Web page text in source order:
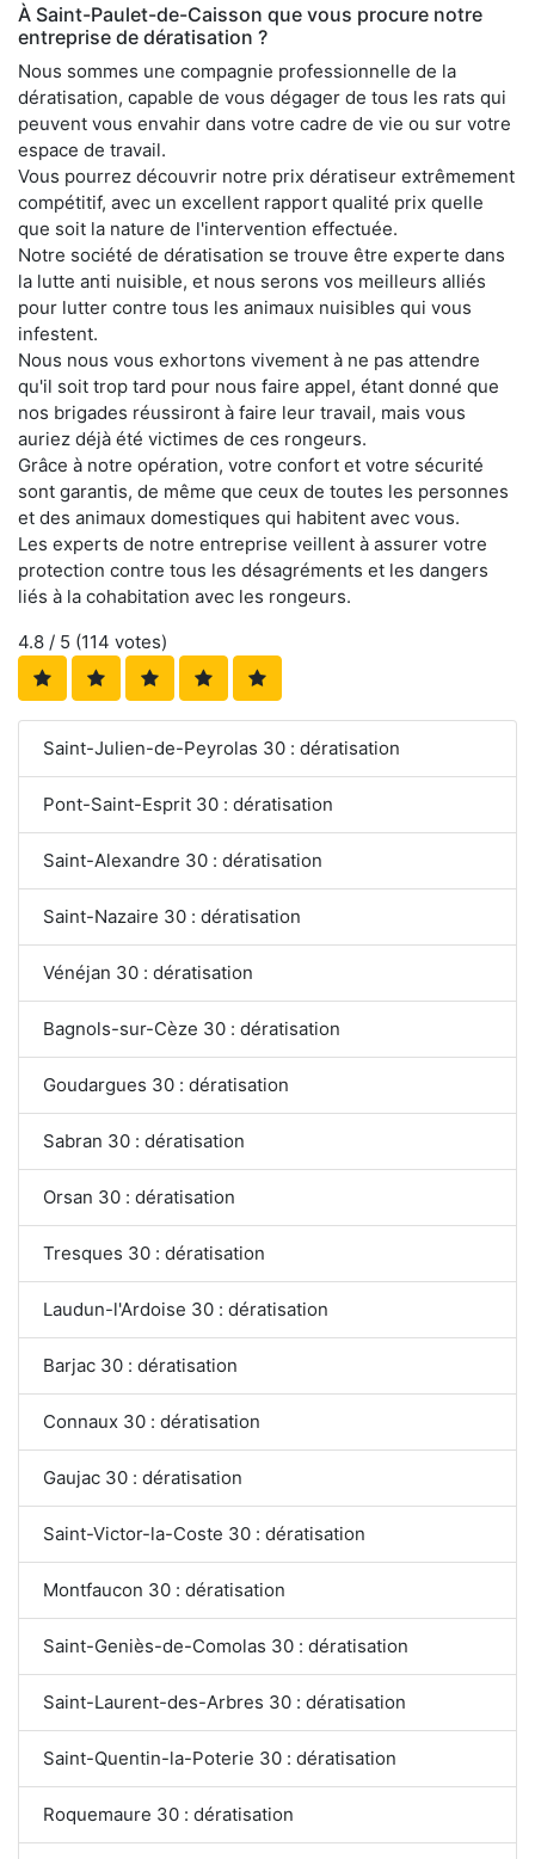
À Saint-Paulet-de-Caisson que vous procure notre
entreprise de dératisation ?
Nous sommes une compagnie professionnelle de la
dératisation, capable de vous dégager de tous les rats qui
peuvent vous envahir dans votre cadre de vie ou sur votre
espace de travail.
Vous pourrez découvrir notre prix dératiseur extrêmement
compétitif, avec un excellent rapport qualité prix quelle
que soit la nature de l'intervention effectuée.
Notre société de dératisation se trouve être experte dans
la lutte anti nuisible, et nous serons vos meilleurs alliés
pour lutter contre tous les animaux nuisibles qui vous
infestent.
Nous nous vous exhortons vivement à ne pas attendre
qu'il soit trop tard pour nous faire appel, étant donné que
nos brigades réussiront à faire leur travail, mais vous
auriez déjà été victimes de ces rongeurs.
Grâce à notre opération, votre confort et votre sécurité
sont garantis, de même que ceux de toutes les personnes
et des animaux domestiques qui habitent avec vous.
Les experts de notre entreprise veillent à assurer votre
protection contre tous les désagréments et les dangers
liés à la cohabitation avec les rongeurs.
4.8 / 5 (114 votes)
Saint-Julien-de-Peyrolas 30 : dératisation
Pont-Saint-Esprit 30 : dératisation
Saint-Alexandre 30 : dératisation
Saint-Nazaire 30 : dératisation
Vénéjan 30 : dératisation
Bagnols-sur-Cèze 30 : dératisation
Goudargues 30 : dératisation
Sabran 30 : dératisation
Orsan 30 : dératisation
Tresques 30 : dératisation
Laudun-l'Ardoise 30 : dératisation
Barjac 30 : dératisation
Connaux 30 : dératisation
Gaujac 30 : dératisation
Saint-Victor-la-Coste 30 : dératisation
Montfaucon 30 : dératisation
Saint-Geniès-de-Comolas 30 : dératisation
Saint-Laurent-des-Arbres 30 : dératisation
Saint-Quentin-la-Poterie 30 : dératisation
Roquemaure 30 : dératisation